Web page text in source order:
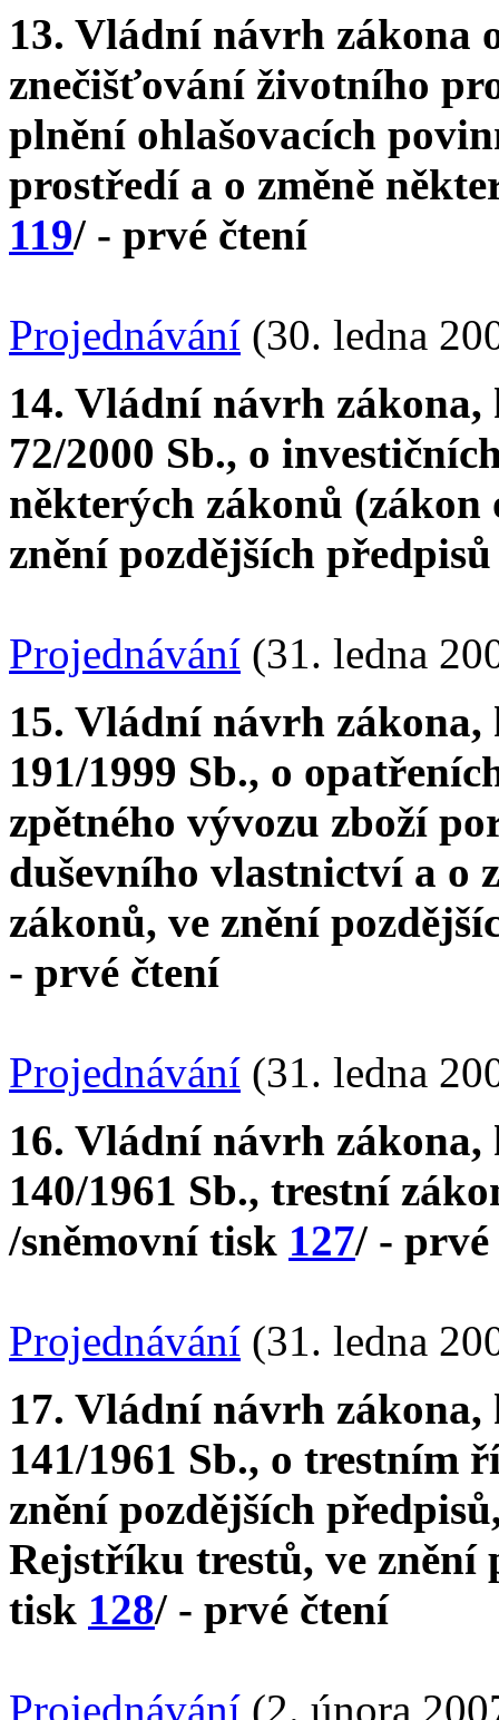
13. Vládní návrh zákona
znečišťování životního
plnění ohlašovacích
prostředí a o změně
119/ - prvé čtení
Projednávání (30. ledna
14. Vládní návrh zákona,
72/2000 Sb., o
některých zákonů
znění pozdějších
Projednávání (31. ledna
15. Vládní návrh zákona,
191/1999 Sb., o
zpětného vývozu zboží
duševního vlastnictví a o
zákonů, ve znění
- prvé čtení
Projednávání (31. ledna
16. Vládní návrh zákona,
140/1961 Sb., trestní
/sněmovní tisk 127/ - prvé
Projednávání (31. ledna
17. Vládní návrh zákona,
141/1961 Sb., o trestním
znění pozdějších
Rejstříku trestů, ve znění
tisk 128/ - prvé čtení
Projednávání (2. února